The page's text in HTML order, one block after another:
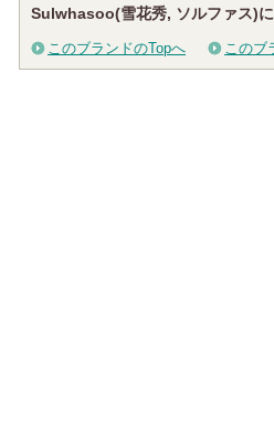
Sulwhasoo(雪花秀, ソルファス)
このブランドのTopへ このブ